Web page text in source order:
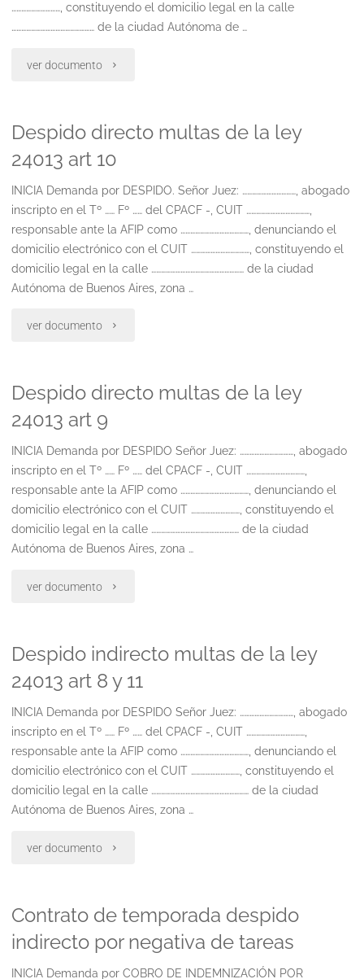
ley
25323"
…………………………, constituyendo el domicilio legal en la calle
…………………………………………… de la ciudad Autónoma de …
ver documento "Indemnizacion
despido
indirecto
(por
diferencias
Despido directo multas de la ley
24013 art 10
INICIA Demanda por DESPIDO. Señor Juez: ……………………………, abogado
inscripto en el Tº …… Fº …… del CPACF -, CUIT …………………………………,
responsable ante la AFIP como ……………………………………, denunciando el
domicilio electrónico con el CUIT ………………………………, constituyendo el
domicilio legal en la calle ………………………………………………… de la ciudad
Autónoma de Buenos Aires, zona …
ver documento "Despido
multas
de
la
ley
art
10"
Despido directo multas de la ley
24013 art 9
INICIA Demanda por DESPIDO Señor Juez: ……………………………, abogado
inscripto en el Tº …… Fº …… del CPACF -, CUIT ………………………………,
responsable ante la AFIP como ……………………………………, denunciando el
domicilio electrónico con el CUIT …………………………, constituyendo el
domicilio legal en la calle ……………………………………………… de la ciudad
Autónoma de Buenos Aires, zona …
ver documento "Despido
multas
de
la
ley
art
9"
Despido indirecto multas de la ley
24013 art 8 y 11
INICIA Demanda por DESPIDO Señor Juez: ……………………………, abogado
inscripto en el Tº …… Fº …… del CPACF -, CUIT ………………………………,
responsable ante la AFIP como ……………………………………, denunciando el
domicilio electrónico con el CUIT …………………………, constituyendo el
domicilio legal en la calle …………………………………………………… de la ciudad
Autónoma de Buenos Aires, zona …
ver documento "Despido
multas
de
la
Contrato de temporada despido
indirecto por negativa de tareas
INICIA Demanda por COBRO DE INDEMNIZACIÓN POR